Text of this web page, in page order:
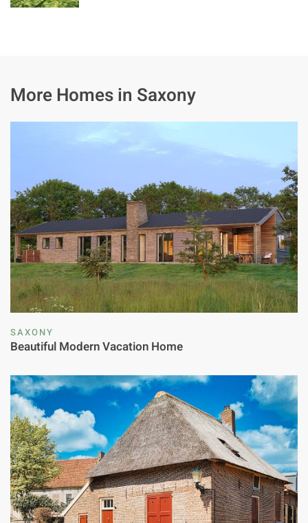
More Homes in Saxony
SAXONY
Beautiful Modern Vacation Home